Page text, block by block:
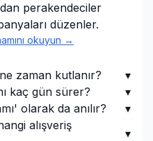
perakendeciler
düzenler.
okuyun →
zaman kutlanır?
▾
kaç gün sürer?
▾
olarak da anılır?
▾
alışveriş
▾